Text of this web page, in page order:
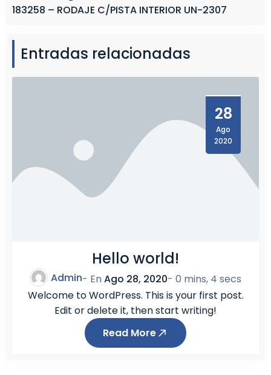
183258 – RODAJE C/PISTA INTERIOR UN-2307
Entradas relacionadas
28
Ago
2020
Hello world!
Admin- EnAgo 28, 2020- 0 mins, 4 secs
Welcome to WordPress. This is your first post.
Edit or delete it, then start writing!
Read More